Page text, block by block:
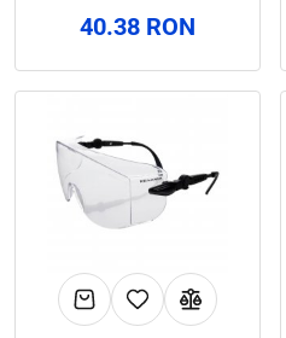
40.38 RON